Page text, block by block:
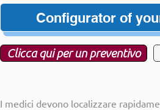
Configurator of
Clicca qui per un preventivo
I medici devono localizzare